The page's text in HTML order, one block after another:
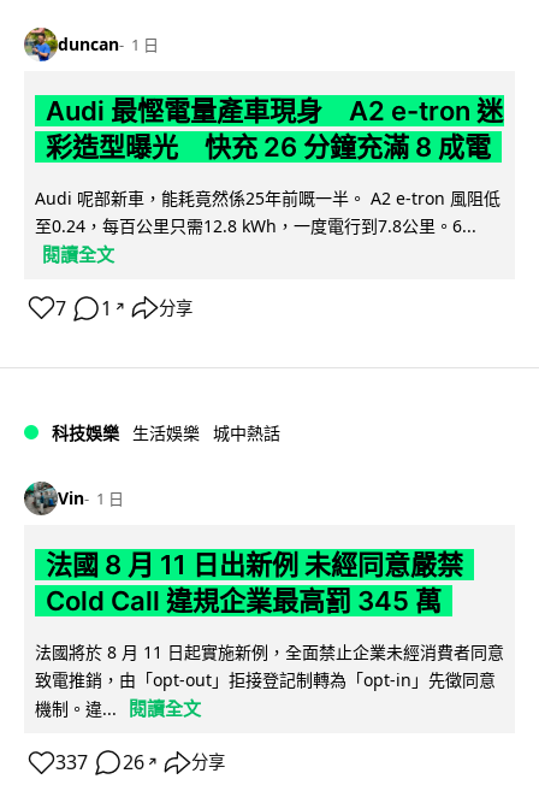
duncan 1 日
Audi 最慳電量產車現身 A2 e-tron 迷
彩造型曝光 快充 26 分鐘充滿 8 成電
Audi 呢部新車，能耗竟然係25年前嘅一半。 A2 e-tron 風阻低
至0.24，每百公里只需12.8 kWh，一度電行到7.8公里。6...
閱讀全文
7 1 ↗ 分享
科技娛樂 生活娛樂 城中熱話
Vin 1 日
法國 8 月 11 日出新例 未經同意嚴禁
Cold Call 違規企業最高罰 345 萬
法國將於 8 月 11 日起實施新例，全面禁止企業未經消費者同意
致電推銷，由「opt-out」拒接登記制轉為「opt-in」先徵同意
機制。違...
閱讀全文
337 26 ↗ 分享